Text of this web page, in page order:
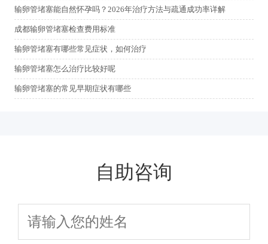
输卵管堵塞能自然怀孕吗？2026年治疗方法与疏通成功率详解
成都输卵管堵塞检查费用标准
输卵管堵塞有哪些常见症状，如何治疗
输卵管堵塞怎么治疗比较好呢
输卵管堵塞的常见早期症状有哪些
自助咨询